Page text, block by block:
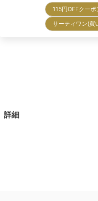
115円OFFクーポ
サーティワン(
詳細